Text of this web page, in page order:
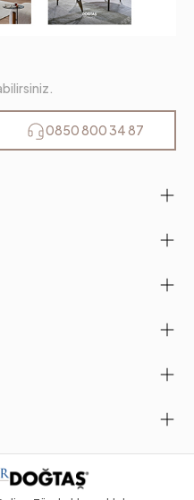
0850 800 34 87